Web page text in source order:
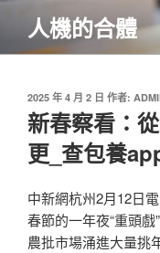
主
人機的合體
發
佈
於
2025 年 4 月 2 日 作者:
新春察看：
更_查包養
中新網杭州2月12日
春節的一年夜“重頭
農批市場涌進大量挑